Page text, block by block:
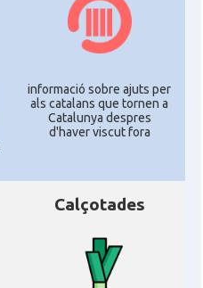
informació sobre ajuts per
als catalans que tornen a
Catalunya despres
d'haver viscut fora
Calçotades